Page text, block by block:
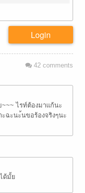
Login
42comments
~~~ ไรท์ต้องมาแก้นะ
ฉะนะ้นขอร้องจริงๆนะ
ด้มั้ย